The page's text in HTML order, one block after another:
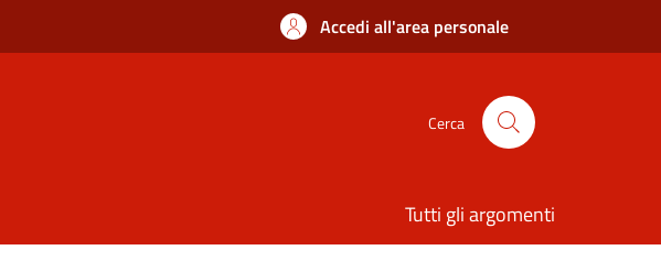
Accedi all'area personale
Cerca
Tutti gli argomenti